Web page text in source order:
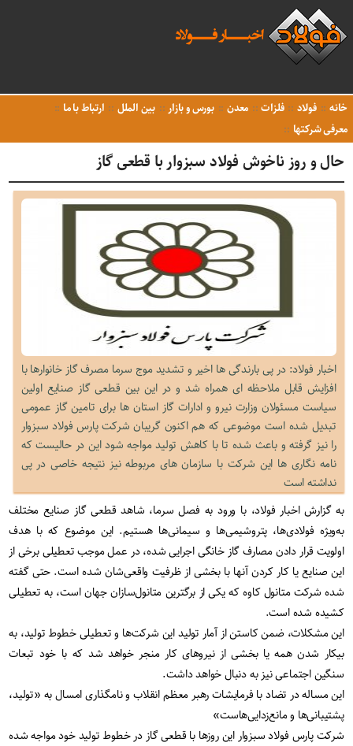
خانه فولاد فلزات معدن بورس و بازار بین الملل
ارتباط با ما
معرفی شرکتها
حال و روز ناخوش فولاد سبزوار با قطعی گاز
اخبار فولاد: در پی بارندگی ها اخیر و تشدید موج سرما مصرف گاز خانوارها با
افزایش قابل ملاحظه ای همراه شد و در این بین قطعی گاز صنایع اولین
سیاست مسئولان وزارت نیرو و ادارات گاز استان ها برای تامین گاز عمومی
تبدیل شده است موضوعی که هم اکنون گریبان شرکت پارس فولاد سبزوار
را نیز گرفته و باعث شده تا با کاهش تولید مواجه شود این در حالیست که
نامه نگاری ها این شرکت با سازمان های مربوطه نیز نتیجه خاصی در پی
نداشته است
به گزارش اخبار فولاد، با ورود به فصل سرما، شاهد قطعی گاز صنایع مختلف
به‌ویژه فولادی‌ها، پتروشیمی‌ها و سیمانی‌ها هستیم. این موضوع که با هدف
اولویت قرار دادن مصارف گاز خانگی اجرایی شده، در عمل موجب تعطیلی برخی از
این صنایع یا کار کردن آنها با بخشی از ظرفیت واقعی‌شان شده است. حتی گفته
شده شرکت متانول کاوه که یکی از برگترین متانول‌سازان جهان است، به تعطیلی
کشیده شده است.
این مشکلات، ضمن کاستن از آمار تولید این شرکت‌ها و تعطیلی خطوط تولید، به
بیکار شدن همه یا بخشی از نیروهای کار منجر خواهد شد که با خود تبعات
سنگین اجتماعی نیز به دنبال خواهد داشت.
این مساله در تضاد با فرمایشات رهبر معظم انقلاب و نامگذاری امسال به «تولید،
پشتیبانی‌ها و مانع‌زدایی‌هاست»
شرکت پارس فولاد سبزوار این روزها با قطعی گاز در خطوط تولید خود مواجه شده